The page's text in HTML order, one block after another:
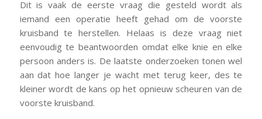
Dit is vaak de eerste vraag die gesteld wordt als
iemand een operatie heeft gehad om de voorste
kruisband te herstellen. Helaas is deze vraag niet
eenvoudig te beantwoorden omdat elke knie en elke
persoon anders is. De laatste onderzoeken tonen wel
aan dat hoe langer je wacht met terug keer, des te
kleiner wordt de kans op het opnieuw scheuren van de
voorste kruisband.